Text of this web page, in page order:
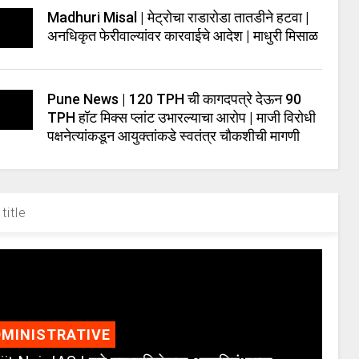
Madhuri Misal | मेट्रोचा राडारोडा तातडीने हटवा |
अनधिकृत फेरीवाल्यांवर कारवाईचे आदेश | माधुरी मिसाळ
Pune News | 120 TPH ची कागदपत्रे देऊन 90
TPH हॉट मिक्स प्लांट उभारल्याचा आरोप | माजी विरोधी
पक्षनेत्यांकडून आयुक्तांकडे स्वतंत्र चौकशीची मागणी